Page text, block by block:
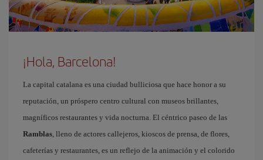
¡Hola, Barcelona!
La capital catalana es una ciudad bulliciosa que hace honor a su
reputación, un próspero centro cultural con museos brillantes,
magníficos restaurantes y vida nocturna. El céntrico paseo de las
Ramblas, lleno de actores callejeros, kioscos de prensa, de flores,
cafeterías y restaurantes, es un reflejo de la animación y el colorido